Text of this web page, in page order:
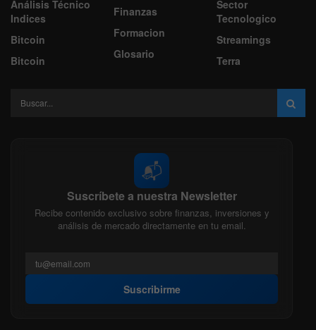
Análisis Técnico
Indices
Bitcoin
Bitcoin
Finanzas
Formacion
Glosario
Sector
Tecnologico
Streamings
Terra
📬
Suscríbete a nuestra Newsletter
Recibe contenido exclusivo sobre finanzas, inversiones y
análisis de mercado directamente en tu email.
Suscribirme